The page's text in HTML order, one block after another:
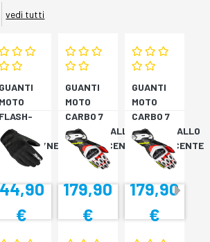
vedi tutti
GUANTI
MOTO
FLASH-
KP
VERDONE/NERO
€
GUANTI
MOTO
CARBO 7
ROSSO/GIALLO
FLUORESCENTE
179,90
€
GUANTI
MOTO
CARBO 7
ROSSO/GIALLO
FLUORESCENTE
179,90
€